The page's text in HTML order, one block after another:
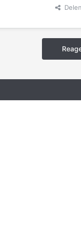
Delen